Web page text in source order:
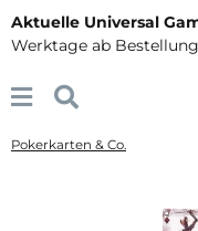
Aktuelle Universal
Werktage ab Bestellung
Pokerkarten & Co.